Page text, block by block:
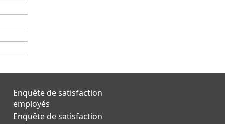
Enquête de satisfaction
employés
Enquête de satisfaction